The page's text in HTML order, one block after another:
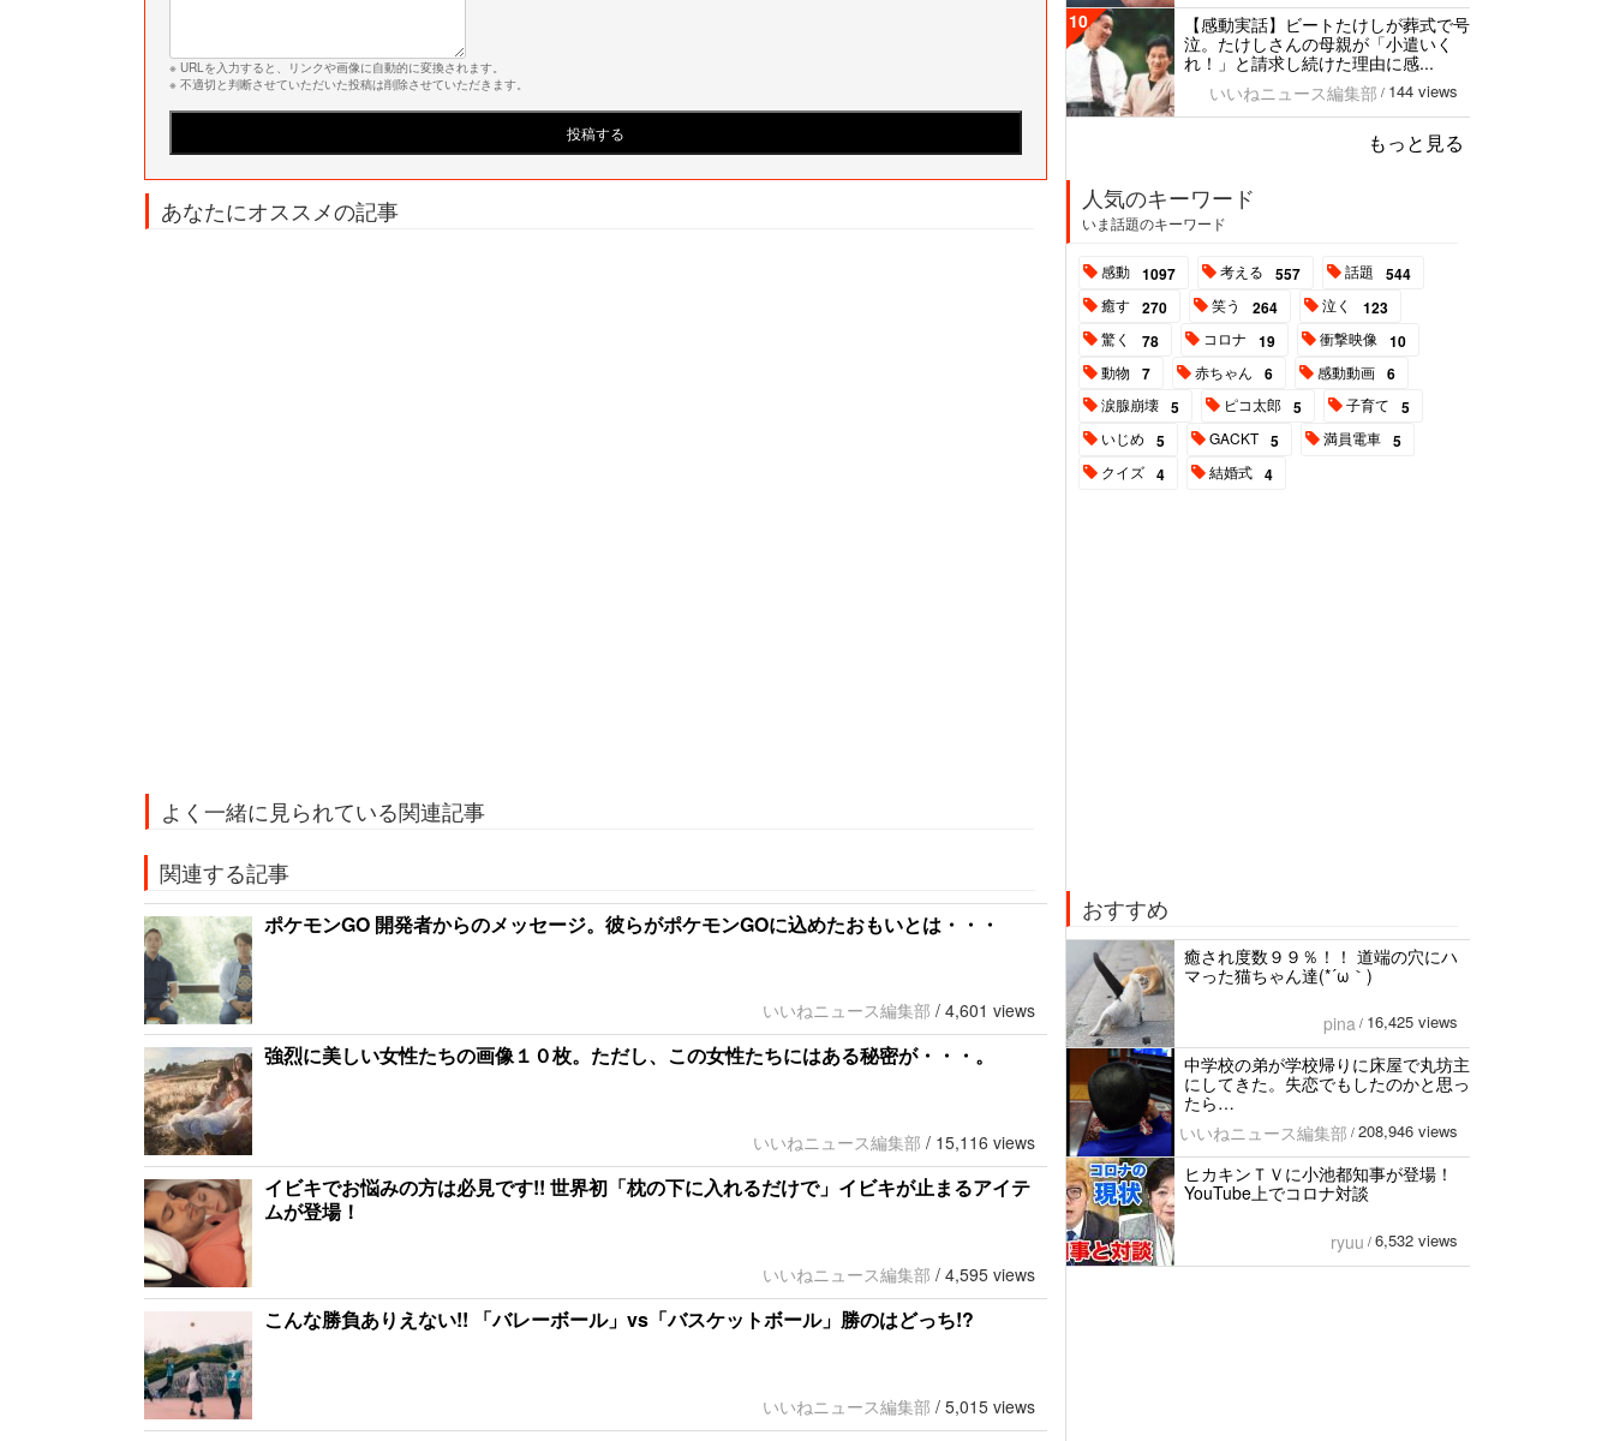
※ URLを入力すると、リンクや画像に自動的に変換されます。
※ 不適切と判断させていただいた投稿は削除させていただきます。
あなたにオススメの記事
よく一緒に見られている関連記事
関連する記事
ポケモンGO 開発者からのメッセージ。彼らがポケモンGOに込めたおもいとは・・・
いいねニュース編集部 / 4,601 views
強烈に美しい女性たちの画像１０枚。ただし、この女性たちにはある秘密が・・・。
いいねニュース編集部 / 15,116 views
イビキでお悩みの方は必見です!! 世界初「枕の下に入れるだけで」イビキが止まるアイテ
ムが登場！
いいねニュース編集部 / 4,595 views
こんな勝負ありえない!! 「バレーボール」vs「バスケットボール」勝のはどっち!?
いいねニュース編集部 / 5,015 views
10
【感動実話】ビートたけしが葬式で号
泣。たけしさんの母親が「小遣いく
れ！」と請求し続けた理由に感...
いいねニュース編集部 / 144 views
もっと見る
人気のキーワード
いま話題のキーワード
感動 1097 考える 557 話題 544
癒す 270 笑う 264 泣く 123
驚く 78 コロナ 19 衝撃映像 10
動物 7 赤ちゃん 6 感動動画 6
涙腺崩壊 5 ピコ太郎 5 子育て 5
いじめ 5 GACKT 5 満員電車 5
クイズ 4 結婚式 4
おすすめ
癒され度数９９％！！ 道端の穴にハ
マった猫ちゃん達(*´ω｀)
pina / 16,425 views
中学校の弟が学校帰りに床屋で丸坊主
にしてきた。失恋でもしたのかと思っ
たら…
いいねニュース編集部 / 208,946 views
ヒカキンＴＶに小池都知事が登場！
YouTube上でコロナ対談
ryuu / 6,532 views